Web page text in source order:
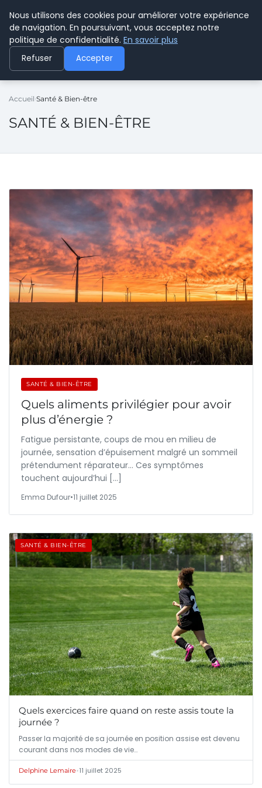
CYBERPARAPHARMACIE
Accueil Santé & Bien-être
SANTÉ & BIEN-ÊTRE
SANTÉ & BIEN-ÊTRE
Quels aliments privilégier pour avoir
plus d’énergie ?
Fatigue persistante, coups de mou en milieu de
journée, sensation d’épuisement malgré un sommeil
prétendument réparateur… Ces symptômes
touchent aujourd’hui […]
Emma Dufour•11 juillet 2025
SANTÉ & BIEN-ÊTRE
Quels exercices faire quand on reste assis toute la
journée ?
Passer la majorité de sa journée en position assise est devenu
courant dans nos modes de vie…
Delphine Lemaire•11 juillet 2025
Nous utilisons des cookies pour améliorer votre expérience
de navigation. En poursuivant, vous acceptez notre
politique de confidentialité. En savoir plus
Refuser Accepter